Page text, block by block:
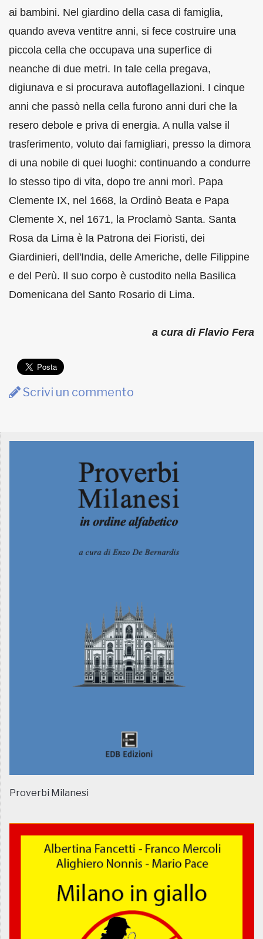
ai bambini. Nel giardino della casa di famiglia,
quando aveva ventitre anni, si fece costruire una
piccola cella che occupava una superfice di
neanche di due metri. In tale cella pregava,
digiunava e si procurava autoflagellazioni. I cinque
anni che passò nella cella furono anni duri che la
resero debole e priva di energia. A nulla valse il
trasferimento, voluto dai famigliari, presso la dimora
di una nobile di quei luoghi: continuando a condurre
lo stesso tipo di vita, dopo tre anni morì. Papa
Clemente IX, nel 1668, la Ordinò Beata e Papa
Clemente X, nel 1671, la Proclamò Santa. Santa
Rosa da Lima è la Patrona dei Fioristi, dei
Giardinieri, dell'India, delle Americhe, delle Filippine
e del Perù. Il suo corpo è custodito nella Basilica
Domenicana del Santo Rosario di Lima.
a cura di Flavio Fera
Scrivi un commento
Proverbi Milanesi